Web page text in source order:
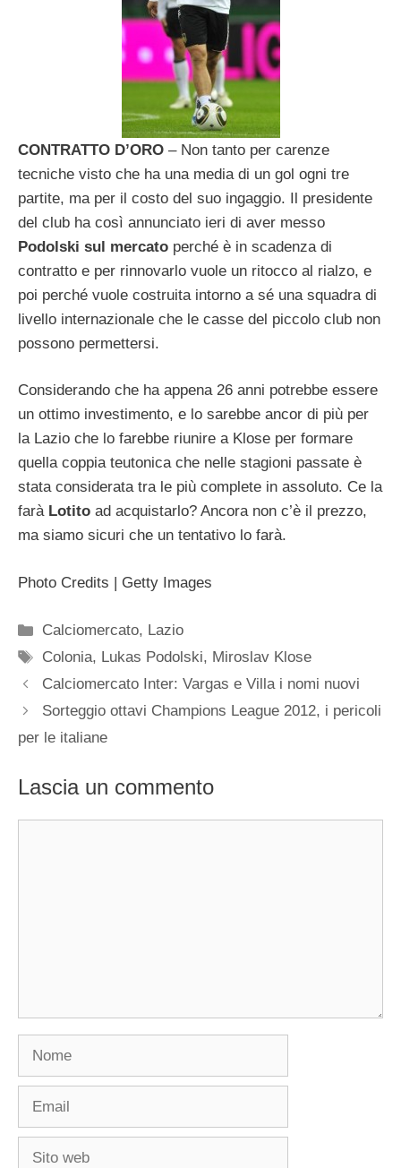
CONTRATTO D’ORO – Non tanto per carenze
tecniche visto che ha una media di un gol ogni tre
partite, ma per il costo del suo ingaggio. Il presidente
del club ha così annunciato ieri di aver messo
Podolski sul mercato perché è in scadenza di
contratto e per rinnovarlo vuole un ritocco al rialzo, e
poi perché vuole costruita intorno a sé una squadra di
livello internazionale che le casse del piccolo club non
possono permettersi.
Considerando che ha appena 26 anni potrebbe essere
un ottimo investimento, e lo sarebbe ancor di più per
la Lazio che lo farebbe riunire a Klose per formare
quella coppia teutonica che nelle stagioni passate è
stata considerata tra le più complete in assoluto. Ce la
farà Lotito ad acquistarlo? Ancora non c’è il prezzo,
ma siamo sicuri che un tentativo lo farà.
Photo Credits | Getty Images
Categorie
Calciomercato, Lazio
Tag
Colonia, Lukas Podolski, Miroslav Klose
Calciomercato Inter: Vargas e Villa i nomi nuovi
Sorteggio ottavi Champions League 2012, i pericoli
per le italiane
Lascia un commento
Nome
Email
Sito